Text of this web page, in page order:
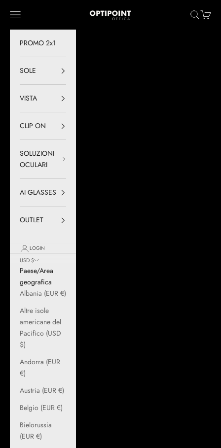
Optipoint - Lux S.r.l.
Menù Cerca
PROMO 2x1
SOLE
VISTA
CLIP ON
SOLUZIONI
OCULARI
AI GLASSES
OUTLET
LOGIN
USD $
Paese/Area
geografica
Albania (EUR €)
Altre isole
americane del
Pacifico (USD
$)
Andorra (EUR
€)
Austria (EUR €)
Belgio (EUR €)
Bielorussia
(EUR €)